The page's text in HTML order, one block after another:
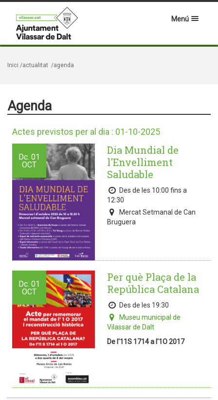
Menú
Inici /actualitat /agenda
Agenda
Actes previstos per al dia : 01-10-2025
Dc. 01
OCT
Dia Mundial de
l'Envelliment
Saludable
Des de les 10:00 fins a
12:30
Mercat Setmanal de Can
Bruguera
Dc. 01
OCT
Per què Plaça de la
República Catalana
Des de les 19:30
Museu municipal de
Vilassar de Dalt
De l'11S 1714 a l'1O 2017